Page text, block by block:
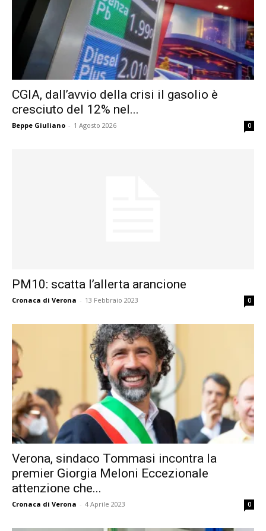
CGIA, dall’avvio della crisi il gasolio è
cresciuto del 12% nel...
Beppe Giuliano - 1 Agosto 2026 0
PM10: scatta l’allerta arancione
Cronaca di Verona - 13 Febbraio 2023 0
Verona, sindaco Tommasi incontra la
premier Giorgia Meloni Eccezionale
attenzione che...
Cronaca di Verona - 4 Aprile 2023 0